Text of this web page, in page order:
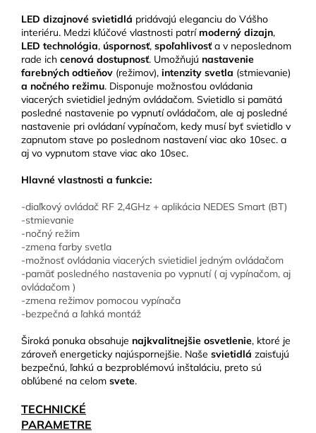
LED dizajnové svietidlá pridávajú eleganciu do Vášho
interiéru. Medzi kľúčové vlastnosti patrímoderný dizajn,
LED technológia, úspornosť, spoľahlivosť a v neposlednom
rade ich cenová dostupnosť. Umožňujú nastavenie
farebných odtieňov (režimov), intenzity svetla (stmievanie)
a nočného režimu. Disponuje možnosťou ovládania
viacerých svietidiel jedným ovládačom. Svietidlo si pamätá
posledné nastavenie po vypnutí ovládačom, ale aj posledné
nastavenie pri ovládaní vypínačom, kedy musí byť svietidlo v
zapnutom stave po poslednom nastavení viac ako 10sec. a
aj vo vypnutom stave viac ako 10sec.
Hlavné vlastnosti a funkcie:
-diaľkový ovládač RF 2,4GHz + aplikácia NEDES Smart (BT)
-stmievanie
-nočný režim
-zmena farby svetla
-možnosť ovládania viacerých svietidiel jedným ovládačom
-pamäť posledného nastavenia po vypnutí ( aj vypínačom, aj
ovládačom )
-zmena režimov pomocou vypínača
-bezpečná a ľahká montáž
Široká ponuka obsahuje najkvalitnejšie osvetlenie, ktoré je
zároveň energeticky najúspornejšie. Naše svietidlá zaisťujú
bezpečnú, ľahkú a bezproblémovú inštaláciu, preto sú
obľúbené na celom svete.
TECHNICKÉ
PARAMETRE